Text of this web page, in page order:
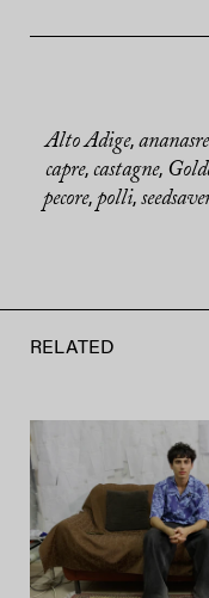
Alto Adige,
capre, castagne,
pecore, polli,
RELATED